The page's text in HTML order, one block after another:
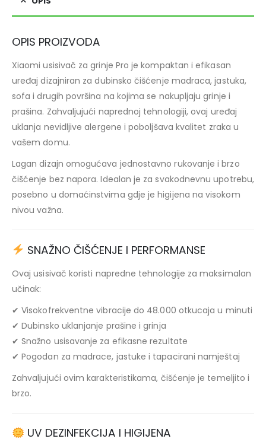
OPIS PROIZVODA
Xiaomi usisivač za grinje Pro je kompaktan i efikasan
uređaj dizajniran za dubinsko čišćenje madraca, jastuka,
sofa i drugih površina na kojima se nakupljaju grinje i
prašina. Zahvaljujući naprednoj tehnologiji, ovaj uređaj
uklanja nevidljive alergene i poboljšava kvalitet zraka u
vašem domu.
Lagan dizajn omogućava jednostavno rukovanje i brzo
čišćenje bez napora. Idealan je za svakodnevnu upotrebu,
posebno u domaćinstvima gdje je higijena na visokom
nivou važna.
SNAŽNO ČIŠĆENJE I PERFORMANSE
Ovaj usisivač koristi napredne tehnologije za maksimalan
učinak:
✔ Visokofrekventne vibracije do 48.000 otkucaja u minuti
✔ Dubinsko uklanjanje prašine i grinja
✔ Snažno usisavanje za efikasne rezultate
✔ Pogodan za madrace, jastuke i tapacirani namještaj
Zahvaljujući ovim karakteristikama, čišćenje je temeljito i
brzo.
UV DEZINFEKCIJA I HIGIJENA